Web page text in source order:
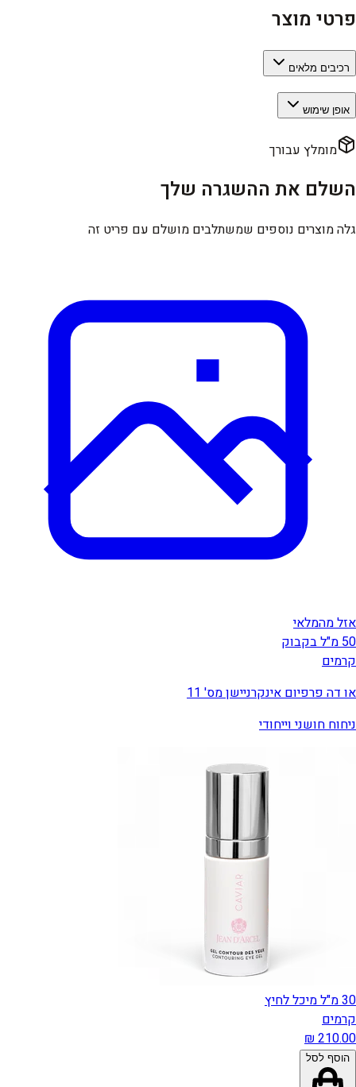
פרטי מוצר
רכיבים מלאים
אופן שימוש
מומלץ עבורך
השלם את ההשגרה שלך
גלה מוצרים נוספים שמשתלבים מושלם עם פריט זה
אזל מהמלאי
50 מ"ל בקבוק
קרמים
או דה פרפיום אינקרניישן מס' 11
ניחוח חושני וייחודי
30 מ"ל מיכל לחיץ
קרמים
הוסף לסל